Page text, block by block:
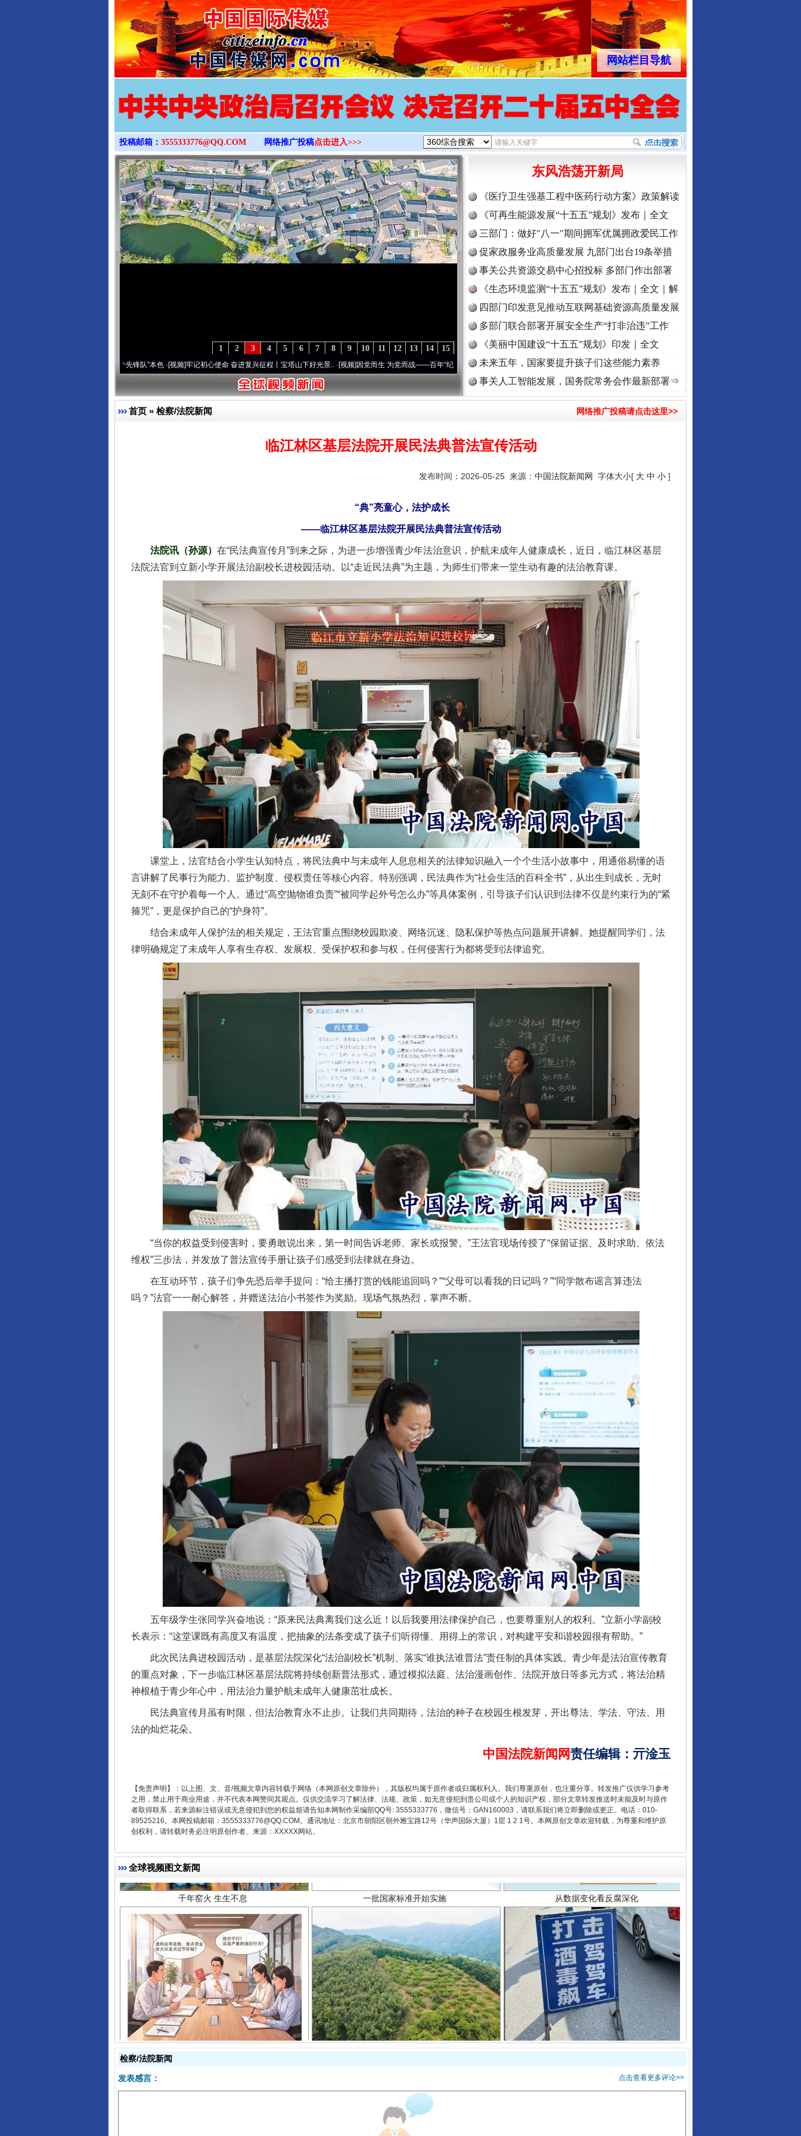
>
网站栏目导航
投稿邮箱： 3555333776@QQ.COM 网络推广投稿点击进入>>>
15
14
13
12
11
10
9
8
7
6
5
4
3
2
1
·[视频]牢记初心使命 奋进复兴征程丨宝塔山下好光景..·[视频]因党而生 为党而战——百年“纪”事⑧加强纪律.. ·[视频]牢记初心使命 奋进复兴征程丨“转折之城”激荡..·[视频]牢记初心使命 奋进复兴征程丨红船起航处 潮起..
东风浩荡开新局
《医疗卫生强基工程中医药行动方案》政策解读
《可再生能源发展“十五五”规划》发布｜全文
三部门：做好"八一"期间拥军优属拥政爱民工作
促家政服务业高质量发展 九部门出台19条举措
事关公共资源交易中心招投标 多部门作出部署
《生态环境监测“十五五”规划》发布｜全文｜解
读
四部门印发意见推动互联网基础资源高质量发展
多部门联合部署开展安全生产“打非治违”工作
《美丽中国建设“十五五”规划》印发｜全文
未来五年，国家要提升孩子们这些能力素养
事关人工智能发展，国务院常务会作最新部署⇒
首页 » 检察/法院新闻 网络推广投稿请点击这里>>
临江林区基层法院开展民法典普法宣传活动
发布时间：2026-05-25 来源： 中国法院新闻网 字体大小[ 大 中 小 ]
“典”亮童心，法护成长
——临江林区基层法院开展民法典普法宣传活动
法院讯（孙源） 在“民法典宣传月”到来之际，为进一步增强青少年法治意识，护航未成年人健康成长，近日，临江林区基层
法院法官到立新小学开展法治副校长进校园活动。以“走近民法典”为主题，为师生们带来一堂生动有趣的法治教育课。
课堂上，法官结合小学生认知特点，将民法典中与未成年人息息相关的法律知识融入一个个生活小故事中，用通俗易懂的语
言讲解了民事行为能力、监护制度、侵权责任等核心内容。特别强调，民法典作为“社会生活的百科全书”，从出生到成长，无时
无刻不在守护着每一个人。通过“高空抛物谁负责”“被同学起外号怎么办”等具体案例，引导孩子们认识到法律不仅是约束行为的“紧
箍咒”，更是保护自己的“护身符”。
结合未成年人保护法的相关规定，王法官重点围绕校园欺凌、网络沉迷、隐私保护等热点问题展开讲解。她提醒同学们，法
律明确规定了未成年人享有生存权、发展权、受保护权和参与权，任何侵害行为都将受到法律追究。
“当你的权益受到侵害时，要勇敢说出来，第一时间告诉老师、家长或报警。”王法官现场传授了“保留证据、及时求助、依法
维权”三步法，并发放了普法宣传手册让孩子们感受到法律就在身边。
在互动环节，孩子们争先恐后举手提问：“给主播打赏的钱能追回吗？”“父母可以看我的日记吗？”“同学散布谣言算违法
吗？”法官一一耐心解答，并赠送法治小书签作为奖励。现场气氛热烈，掌声不断。
五年级学生张同学兴奋地说：“原来民法典离我们这么近！以后我要用法律保护自己，也要尊重别人的权利。”立新小学副校
长表示：“这堂课既有高度又有温度，把抽象的法条变成了孩子们听得懂、用得上的常识，对构建平安和谐校园很有帮助。”
此次民法典进校园活动，是基层法院深化“法治副校长”机制、落实“谁执法谁普法”责任制的具体实践。青少年是法治宣传教育
的重点对象，下一步临江林区基层法院将持续创新普法形式，通过模拟法庭、法治漫画创作、法院开放日等多元方式，将法治精
神根植于青少年心中，用法治力量护航未成年人健康茁壮成长。
民法典宣传月虽有时限，但法治教育永不止步。让我们共同期待，法治的种子在校园生根发芽，开出尊法、学法、守法、用
法的灿烂花朵。
中国法院新闻网责任编辑： 亓淦玉
【免责声明】：以上图、文、音/视频文章内容转载于网络（本网原创文章除外），其版权均属于原作者或归属权利人。我们尊重原创，也注重分享。转发推广仅供学习参考
之用，禁止用于商业用途，并不代表本网赞同其观点。仅供交流学习了解法律、法规、政策，如无意侵犯到贵公司或个人的知识产权，部分文章转发推送时未能及时与原作
者取得联系，若来源标注错误或无意侵犯到您的权益烦请告知本网制作采编部QQ号: 3555333776，微信号：GAN160003，请联系我们将立即删除或更正。电话：010-
89525216。本网投稿邮箱：3555333776@QQ.COM。通讯地址：北京市朝阳区朝外雅宝路12号（华声国际大厦）1层 1 2 1号。本网原创文章欢迎转载，为尊重和维护原
创权利，请转载时务必注明原创作者、来源：XXXXX网站。
全球视频图文新闻
完善运行机制助力责任有效落实 一纸欠条伤亲情 巡回调解促和解.. 行业协会接连发公告
东山县通报“牛蛙产品抗生素超标问题” 法徽映军营 权益有保障 让核能赋能千行百业
千年窑火 生生不息 一批国家标准开始实施 从数据变化看反腐深化
揭开“小金库”的免责幌子 以产业富民促振兴 酒驾未被当场查获能处罚吗
从幼儿园到大学，有这些资助
检察/法院新闻
点击查看更多评论>>
发表感言：